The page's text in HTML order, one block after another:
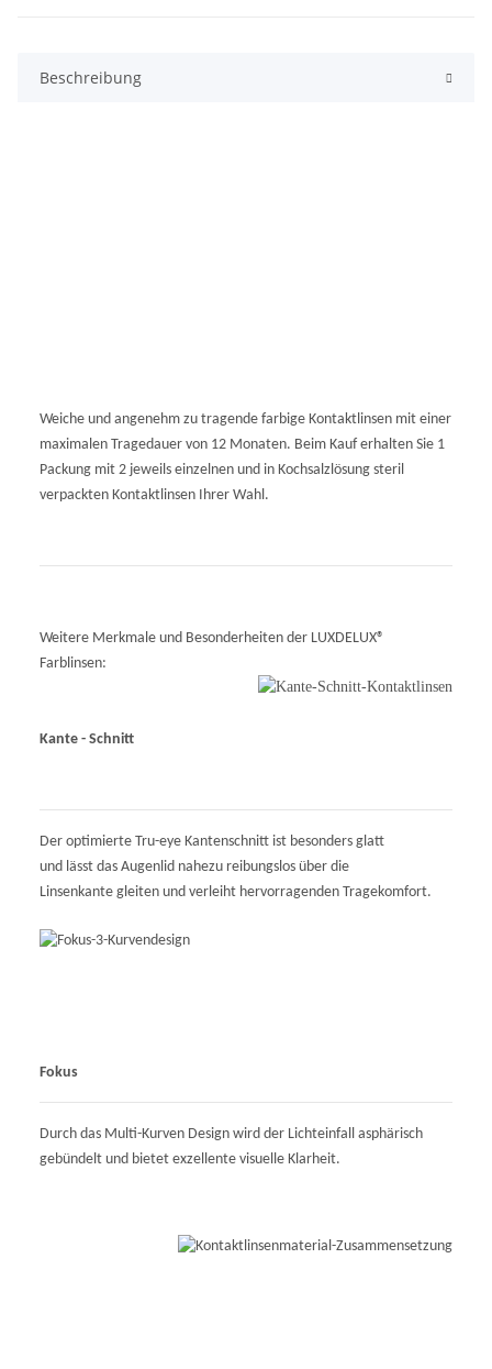
Beschreibung
Weiche und angenehm zu tragende farbige Kontaktlinsen mit einer
maximalen Tragedauer von 12 Monaten. Beim Kauf erhalten Sie 1
Packung mit 2 jeweils einzelnen und in Kochsalzlösung steril
verpackten Kontaktlinsen Ihrer Wahl.
Weitere Merkmale und Besonderheiten der LUXDELUX®
Farblinsen:
Kante - Schnitt
Der optimierte Tru-eye Kantenschnitt ist besonders glatt
und lässt das Augenlid nahezu reibungslos über die
Linsenkante gleiten und verleiht hervorragenden Tragekomfort.
Fokus
Durch das Multi-Kurven Design wird der Lichteinfall asphärisch
gebündelt und bietet exzellente visuelle Klarheit.